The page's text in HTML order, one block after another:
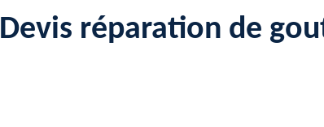
Devis réparation de